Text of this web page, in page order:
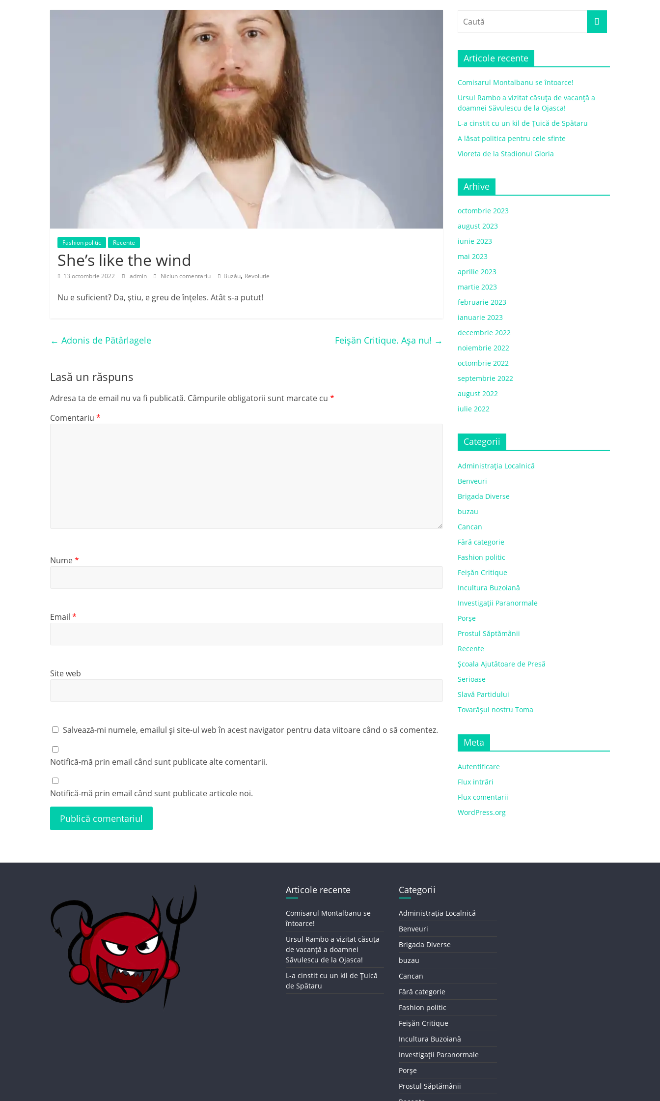
Fashion politic Recente
She’s like the wind
13 octombrie 2022 admin Niciun comentariu Buzău, Revolutie
Nu e suficient? Da, știu, e greu de înțeles. Atât s-a putut!
← Adonis de Pătârlagele Feișăn Critique. Așa nu! →
Lasă un răspuns
Adresa ta de email nu va fi publicată. Câmpurile obligatorii sunt marcate cu *
Comentariu *
Nume*
Email *
Site web
Salvează-mi numele, emailul și site-ul web în acest navigator pentru data viitoare când o să comentez.
Notifică-mă prin email când sunt publicate alte comentarii.
Notifică-mă prin email când sunt publicate articole noi.
Articole recente
Comisarul Montalbanu se întoarce!
Ursul Rambo a vizitat căsuța de vacanță a
doamnei Săvulescu de la Ojasca!
L-a cinstit cu un kil de Țuică de Spătaru
A lăsat politica pentru cele sfinte
Vioreta de la Stadionul Gloria
Arhive
octombrie 2023
august 2023
iunie 2023
mai 2023
aprilie 2023
martie 2023
februarie 2023
ianuarie 2023
decembrie 2022
noiembrie 2022
octombrie 2022
septembrie 2022
august 2022
iulie 2022
Categorii
Administrația Localnică
Benveuri
Brigada Diverse
buzau
Cancan
Fără categorie
Fashion politic
Feișăn Critique
Incultura Buzoiană
Investigații Paranormale
Porșe
Prostul Săptămânii
Recente
Școala Ajutătoare de Presă
Serioase
Slavă Partidului
Tovarășul nostru Toma
Meta
Autentificare
Flux intrări
Flux comentarii
WordPress.org
Articole recente
Comisarul Montalbanu se
întoarce!
Ursul Rambo a vizitat căsuța
de vacanță a doamnei
Săvulescu de la Ojasca!
L-a cinstit cu un kil de Țuică
de Spătaru
Categorii
Administrația Localnică
Benveuri
Brigada Diverse
buzau
Cancan
Fără categorie
Fashion politic
Feișăn Critique
Incultura Buzoiană
Investigații Paranormale
Porșe
Prostul Săptămânii